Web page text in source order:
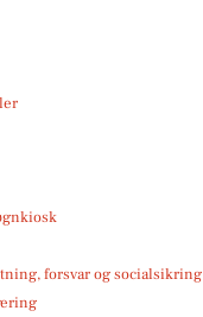
forsvar og socialsikring